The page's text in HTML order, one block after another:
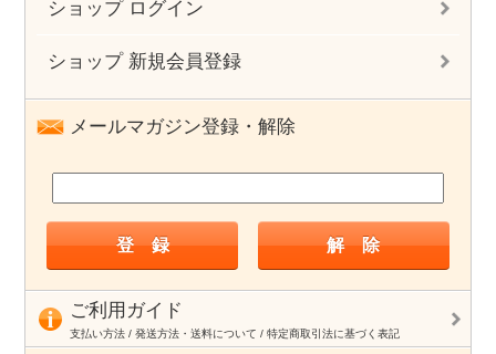
ショップ ログイン
ショップ 新規会員登録
メールマガジン登録・解除
ご利用ガイド
支払い方法 / 発送方法・送料について / 特定商取引法に基づく表記